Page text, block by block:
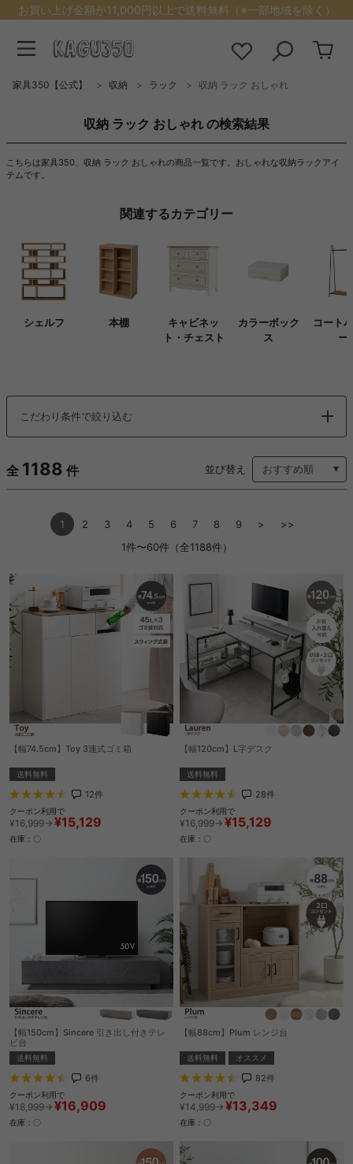
お買い上げ金額が11,000円以上で送料無料（※一部地域を除く）
家具350【公式】 収納 ラック 収納 ラック おしゃれ
収納 ラック おしゃれ の検索結果
こちらは家具350、収納 ラック おしゃれの商品一覧です。おしゃれな収納ラックアイ
テムです。
関連するカテゴリー
シェルフ 本棚
キャビネッ
ト・チェスト
カラーボック
ス
コート
ー
こだわり条件で絞り込む
全 1188 件 並び替え
1 2 3 4 5 6 7 8 9 >
>>
1件〜60件（全1188件）
【幅74.5cm】Toy 3連式ゴミ箱
送料無料
12件
クーポン利用で
¥16,999→ ¥15,129
在庫：〇
【幅120cm】L字デスク
送料無料
28件
クーポン利用で
¥16,999→ ¥15,129
在庫：〇
【幅150cm】Sincere 引き出し付きテレ
ビ台
送料無料
6件
クーポン利用で
¥18,999→ ¥16,909
在庫：〇
【幅88cm】Plum レンジ台
送料無料 オススメ
82件
クーポン利用で
¥14,999→ ¥13,349
在庫：〇